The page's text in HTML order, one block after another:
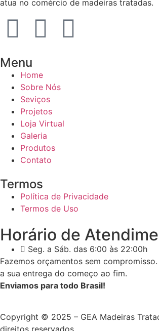
atua no comércio de madeiras tratadas.
Menu
Home
Sobre Nós
Seviços
Projetos
Loja Virtual
Galeria
Produtos
Contato
Termos
Política de Privacidade
Termos de Uso
Horário de
Seg. a Sáb. das 6:00 às 22:00h
Fazemos orçamentos sem
a sua entrega do começo ao fim.
Enviamos para todo Brasil!
Copyright © 2025 – GEA Madeiras
direitos reservados